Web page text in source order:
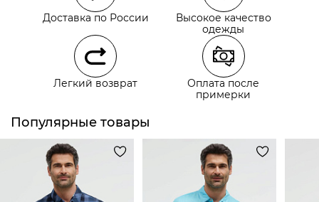
Самовывоз из пункта выдачи СДЭК
Самовывоз из наших магазинов
Курьерская доставка СДЭК
Самовывоз из пункта выдачи СДЭК
Доставка по России
Высокое качество
одежды
Легкий возврат
Оплата после
примерки
Популярные товары